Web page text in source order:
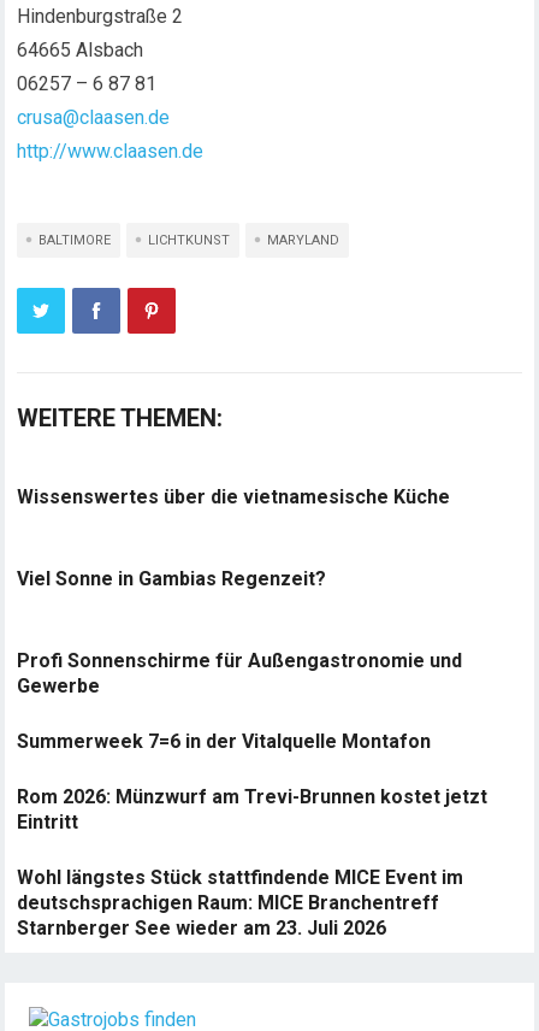
Hindenburgstraße 2
64665 Alsbach
06257 – 6 87 81
crusa@claasen.de
http://www.claasen.de
BALTIMORE LICHTKUNST MARYLAND
WEITERE THEMEN:
Wissenswertes über die vietnamesische Küche
Viel Sonne in Gambias Regenzeit?
Profi Sonnenschirme für Außengastronomie und
Gewerbe
Summerweek 7=6 in der Vitalquelle Montafon
Rom 2026: Münzwurf am Trevi-Brunnen kostet jetzt
Eintritt
Wohl längstes Stück stattfindende MICE Event im
deutschsprachigen Raum: MICE Branchentreff
Starnberger See wieder am 23. Juli 2026